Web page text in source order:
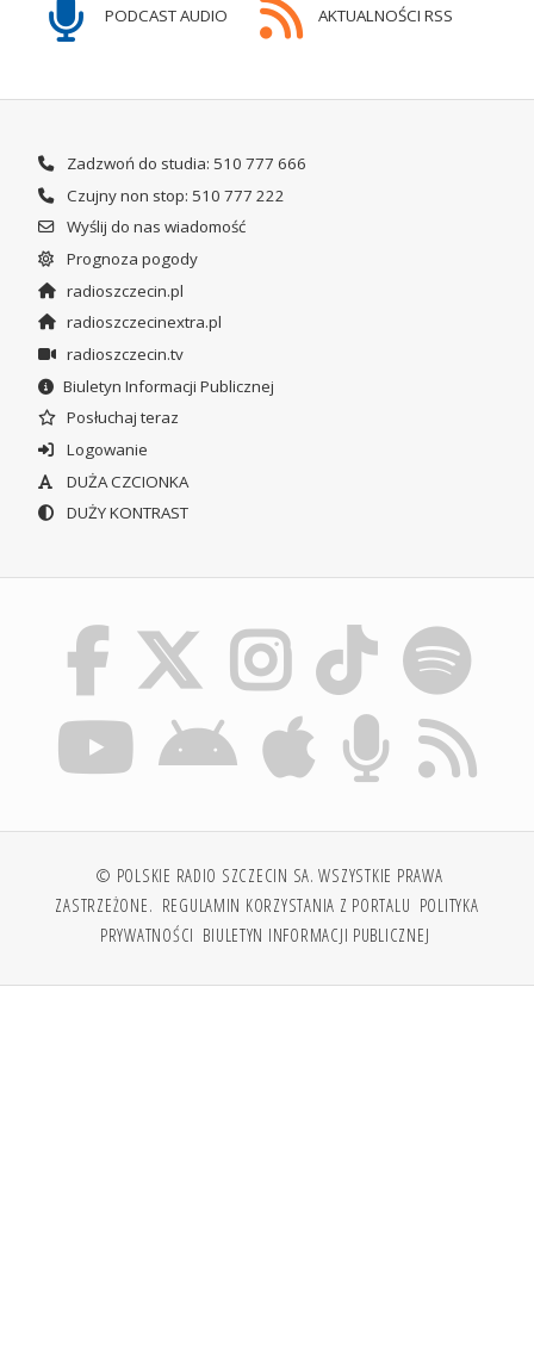
PODCAST AUDIO AKTUALNOŚCI RSS
Zadzwoń do studia: 510 777 666
Czujny non stop: 510 777 222
Wyślij do nas wiadomość
Prognoza pogody
radioszczecin.pl
radioszczecinextra.pl
radioszczecin.tv
Biuletyn Informacji Publicznej
Posłuchaj teraz
Logowanie
DUŻA CZCIONKA
DUŻY KONTRAST
© POLSKIE RADIO SZCZECIN SA. WSZYSTKIE PRAWA
ZASTRZEŻONE. REGULAMIN KORZYSTANIA Z PORTALU POLITYKA
PRYWATNOŚCI BIULETYN INFORMACJI PUBLICZNEJ